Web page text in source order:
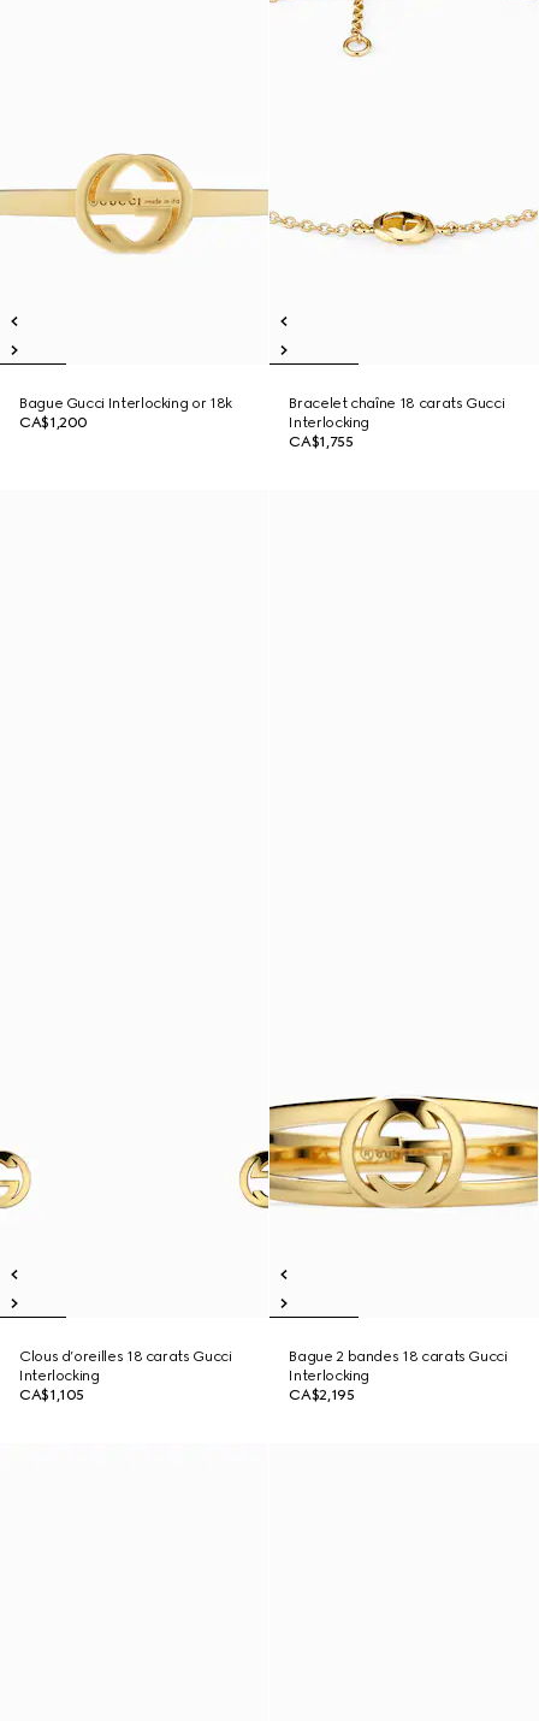
Bague Gucci Interlocking or 18k
CA$1,200
Bracelet chaîne 18 carats Gucci
Interlocking
CA$1,755
Clous d’oreilles 18 carats Gucci
Interlocking
CA$1,105
Bague 2 bandes 18 carats Gucci
Interlocking
CA$2,195